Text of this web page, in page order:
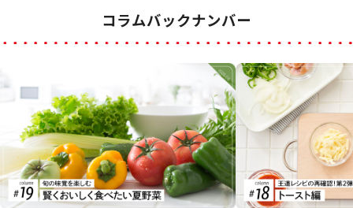
コラムバックナンバー